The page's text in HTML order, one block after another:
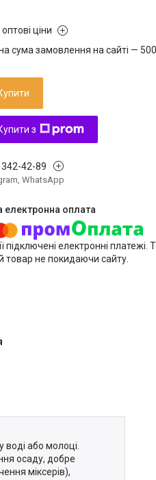
ціни
сума замовлення на сайті —
з
42-89
WhatsApp
підключені електронні
товар не покидаючи сайту.
або молоці.
осаду, добре
міксерів),